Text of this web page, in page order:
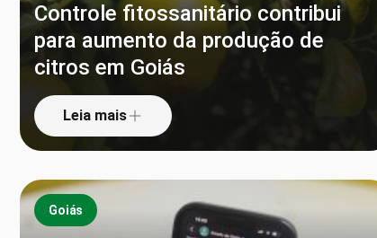
Controle fitossanitário contribui
para aumento da produção de
citros em Goiás
Leia mais
Goiás